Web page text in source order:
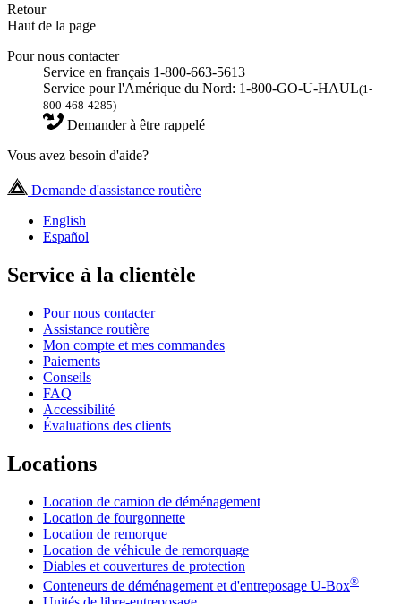
Retour
Haut de la page
Pour nous contacter
Service en français 1-800-663-5613
Service pour l'Amérique du Nord: 1-800-GO-U-HAUL(1-
800-468-4285)
Demander à être rappelé
Vous avez besoin d'aide?
Demande d'assistance routière
English
Español
Service à la clientèle
Pour nous contacter
Assistance routière
Mon compte et mes commandes
Paiements
Conseils
FAQ
Accessibilité
Évaluations des clients
Locations
Location de camion de déménagement
Location de fourgonnette
Location de remorque
Location de véhicule de remorquage
Diables et couvertures de protection
Conteneurs de déménagement et d'entreposage U-Box®